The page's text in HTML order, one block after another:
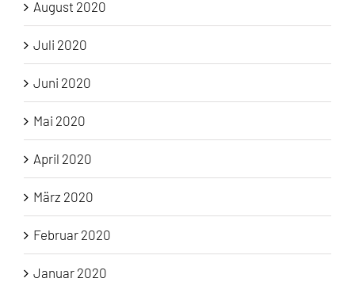
August 2020
Juli 2020
Juni 2020
Mai 2020
April 2020
März 2020
Februar 2020
Januar 2020